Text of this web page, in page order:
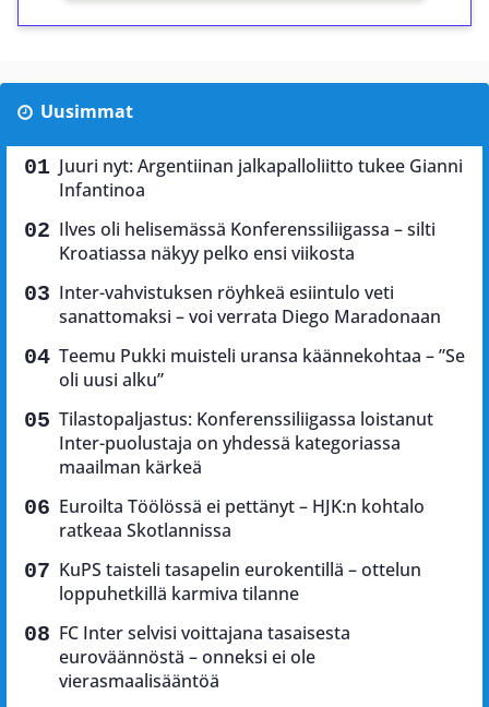
Uusimmat
Juuri nyt: Argentiinan jalkapalloliitto tukee Gianni
Infantinoa
Ilves oli helisemässä Konferenssiliigassa – silti
Kroatiassa näkyy pelko ensi viikosta
Inter-vahvistuksen röyhkeä esiintulo veti
sanattomaksi – voi verrata Diego Maradonaan
Teemu Pukki muisteli uransa käännekohtaa – ”Se
oli uusi alku”
Tilastopaljastus: Konferenssiliigassa loistanut
Inter-puolustaja on yhdessä kategoriassa
maailman kärkeä
Euroilta Töölössä ei pettänyt – HJK:n kohtalo
ratkeaa Skotlannissa
KuPS taisteli tasapelin eurokentillä – ottelun
loppuhetkillä karmiva tilanne
FC Inter selvisi voittajana tasaisesta
euroväännöstä – onneksi ei ole
vierasmaalisääntöä